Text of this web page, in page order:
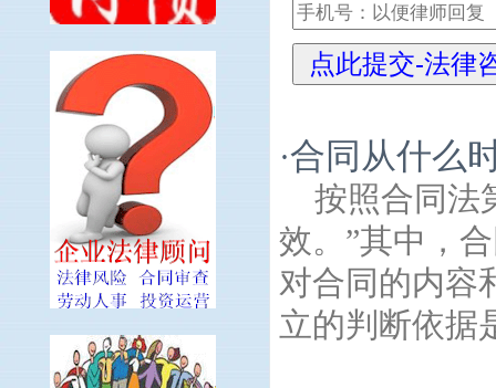
·合同从什么
按照合同法
效。”其中，
对合同的内容
立的判断依据